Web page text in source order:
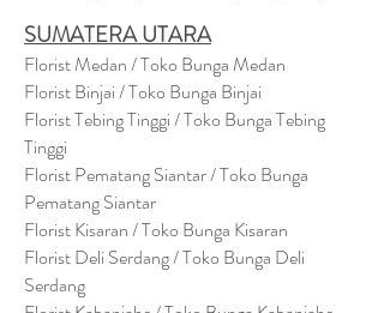
SUMATERA UTARA
Florist Medan / Toko Bunga Medan
Florist Binjai / Toko Bunga Binjai
Florist Tebing Tinggi / Toko Bunga Tebing
Tinggi
Florist Pematang Siantar / Toko Bunga
Pematang Siantar
Florist Kisaran / Toko Bunga Kisaran
Florist Deli Serdang / Toko Bunga Deli
Serdang